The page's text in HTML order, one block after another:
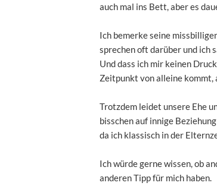
auch mal ins Bett, aber es
Ich bemerke seine
sprechen oft darüber und ich
Und dass ich mir keinen
Zeitpunkt von alleine kommt,
Trotzdem leidet unsere Ehe
bisschen auf innige
da ich klassisch in der
Ich würde gerne wissen, ob
anderen Tipp für mich haben.